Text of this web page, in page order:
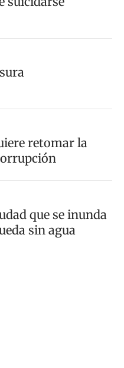
retomar la
que se inunda
sin agua